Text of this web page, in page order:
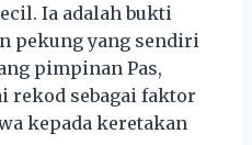
Ia adalah bukti
pekung yang sendiri
pimpinan Pas,
rekod sebagai faktor
kepada keretakan